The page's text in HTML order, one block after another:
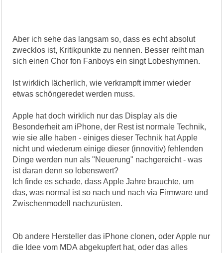
Aber ich sehe das langsam so, dass es echt absolut
zwecklos ist, Kritikpunkte zu nennen. Besser reiht man
sich einen Chor fon Fanboys ein singt Lobeshymnen.
Ist wirklich lächerlich, wie verkrampft immer wieder
etwas schöngeredet werden muss.
Apple hat doch wirklich nur das Display als die
Besonderheit am iPhone, der Rest ist normale Technik,
wie sie alle haben - einiges dieser Technik hat Apple
nicht und wiederum einige dieser (innovitiv) fehlenden
Dinge werden nun als "Neuerung" nachgereicht - was
ist daran denn so lobenswert?
Ich finde es schade, dass Apple Jahre brauchte, um
das, was normal ist so nach und nach via Firmware und
Zwischenmodell nachzurüsten.
Ob andere Hersteller das iPhone clonen, oder Apple nur
die Idee vom MDA abgekupfert hat, oder das alles